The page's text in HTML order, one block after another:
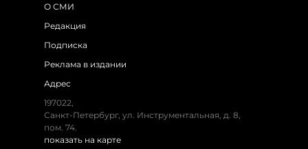
О СМИ
Редакция
Подписка
Реклама в издании
Адрес
197022,
Санкт-Петербург, ул. Инструментальная, д. 8,
пом. 74.
показать на карте